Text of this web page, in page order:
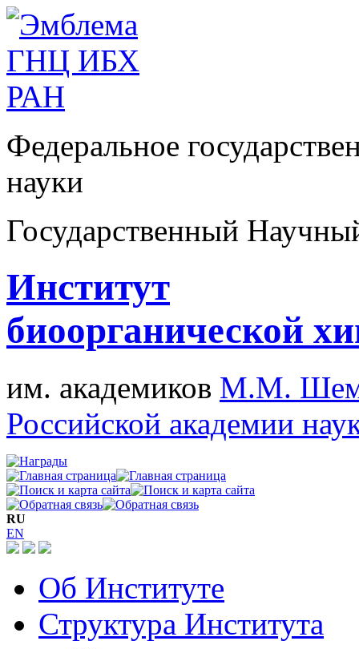
Федеральное
науки
Государственный
Институт
биоорганической
им. академиков М.М.
Российской академии
RU
EN
Об Институте
Структура Института